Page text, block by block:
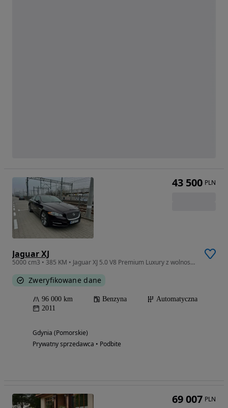
Jaguar XJ
5000 cm3 • 385 KM • Jaguar XJ 5.0 V8 Premium Luxury z wolnossącym silnikiem o mocy 385 km
Zweryfikowane dane
96 000 km Benzyna
Automatyczna
2011
Gdynia (Pomorskie)
Prywatny sprzedawca • Podbite
43 500 PLN
69 007 PLN